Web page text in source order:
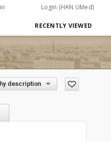
Login (HAN UMed)
RECENTLY VIEWED
description